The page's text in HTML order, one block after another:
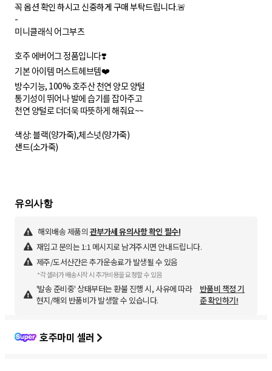
꼭 옵션 확인 하시고 신중하게 구매 부탁드립니다.🚨
-
미니클래식 어그부츠
호주 에버어그 정품입니다❣️
기본 아이템 머스트헤브템❤️
방수기능, 100% 호주산 천연 양모 양털
통기성이 뛰어나 발에 습기를 잡아주고
천연 양털로 더더욱 따뜻하게 해줘요~~
색상: 블랙(양가죽),체스넛(양가죽)
샌드(소가죽)
유의사항
해외배송 제품의 관부가세 유의사항 확인 필수!
재입고 문의는 1:1 메시지로 남겨주시면 안내드립니다.
제주/도서산간은 추가운송료가 발생될 수 있음
*각 셀러가 배송시작 시 추가비용을 요청할 수 있음
'발송 준비중' 상태부터는 환불 진행 시, 사유에 따라
현지/해외 반품비가 발생할 수 있습니다.
반품비 책정 기
준 확인하기!
호주마미 셀러